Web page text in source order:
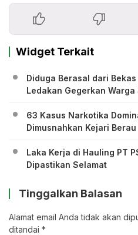
Widget Terkait
Diduga Berasal dari
Ledakan Gegerkan Warga
63 Kasus Narkotika
Dimusnahkan Kejari Berau
Laka Kerja di Hauling PT
Dipastikan Selamat
Tinggalkan Balasan
Alamat email Anda tidak akan
ditandai *